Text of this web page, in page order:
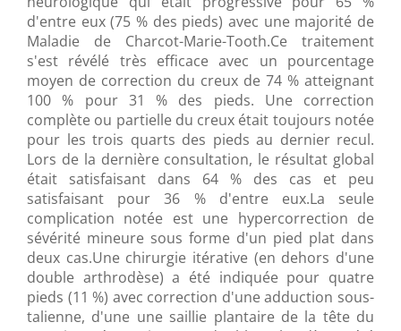
d'entre eux (75 % des pieds) avec une majorité de
Maladie de Charcot-Marie-Tooth.Ce traitement
s'est révélé très efficace avec un pourcentage
moyen de correction du creux de 74 % atteignant
100 % pour 31 % des pieds. Une correction
complète ou partielle du creux était toujours notée
pour les trois quarts des pieds au dernier recul.
Lors de la dernière consultation, le résultat global
était satisfaisant dans 64 % des cas et peu
satisfaisant pour 36 % d'entre eux.La seule
complication notée est une hypercorrection de
sévérité mineure sous forme d'un pied plat dans
deux cas.Une chirurgie itérative (en dehors d'une
double arthrodèse) a été indiquée pour quatre
pieds (11 %) avec correction d'une adduction sous-
talienne, d'une une saillie plantaire de la tête du